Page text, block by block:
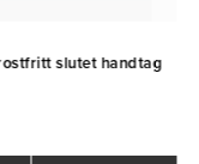
slutet handtag